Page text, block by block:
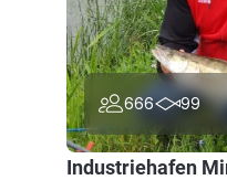
666 99
Industriehafen